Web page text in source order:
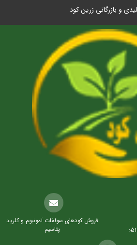
و بازرگانی زرین کود
فروش کودهای سولفات آمونیوم و کلرید
پتاسیم